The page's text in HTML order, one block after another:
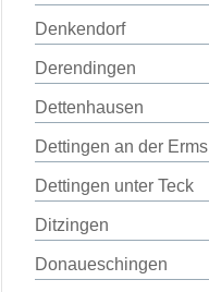
Denkendorf
Derendingen
Dettenhausen
Dettingen an der Erms
Dettingen unter Teck
Ditzingen
Donaueschingen